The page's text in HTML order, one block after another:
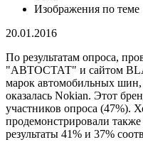
Изображения по теме
20.01.2016
По результатам опроса,
"АВТОСТАТ" и сайтом
марок автомобильных
оказалась Nokian. Этот
участников опроса (47%).
продемонстрировали
результаты 41% и 37%